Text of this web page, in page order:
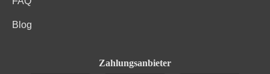
Blog
Zahlungsanbieter